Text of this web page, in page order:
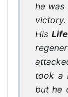
he was
victory.
His
took a
but he